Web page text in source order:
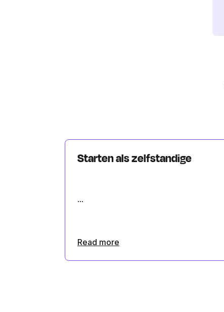
Starten als zelfstandige
...
Read more